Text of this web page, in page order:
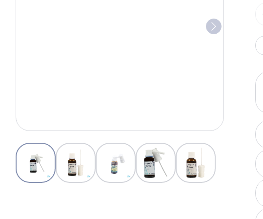
View larger imageView larger imageView larger imageView larger imageView larger image